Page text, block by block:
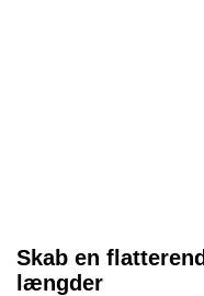
Skab en
længder